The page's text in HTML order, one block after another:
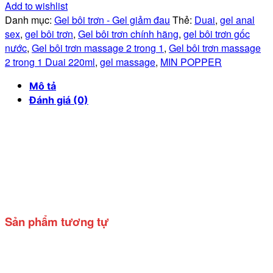
Add to wishlist
Danh mục: Gel bôi trơn - Gel giảm đau Thẻ: Duai, gel anal
sex, gel bôi trơn, Gel bôi trơn chính hãng, gel bôi trơn gốc
nước, Gel bôi trơn massage 2 trong 1, Gel bôi trơn massage
2 trong 1 Duai 220ml, gel massage, MIN POPPER
Mô tả
Đánh giá (0)
Sản phẩm tương tự